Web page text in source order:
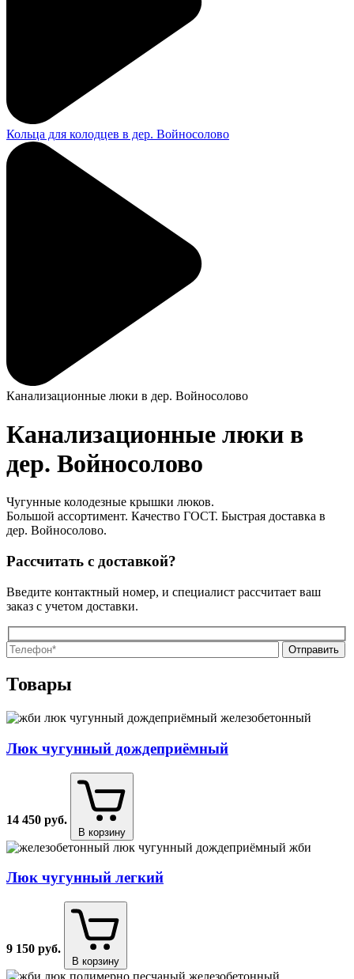
Кольца для колодцев в дер. Войносолово
Канализационные люки в дер. Войносолово
Канализационные люки в
дер. Войносолово
Чугунные колодезные крышки люков.
Большой ассортимент. Качество ГОСТ. Быстрая доставка в
дер. Войносолово.
Рассчитать с доставкой?
Введите контактный номер, и специалист рассчитает ваш
заказ с учетом доставки.
Товары
Люк чугунный дождеприёмный
14 450 руб.
В корзину
Люк чугунный легкий
9 150 руб.
В корзину